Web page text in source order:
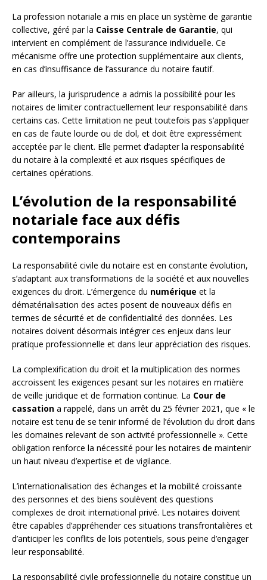
La profession notariale a mis en place un système de garantie
collective, géré par la Caisse Centrale de Garantie, qui
intervient en complément de l’assurance individuelle. Ce
mécanisme offre une protection supplémentaire aux clients,
en cas d’insuffisance de l’assurance du notaire fautif.
Par ailleurs, la jurisprudence a admis la possibilité pour les
notaires de limiter contractuellement leur responsabilité dans
certains cas. Cette limitation ne peut toutefois pas s’appliquer
en cas de faute lourde ou de dol, et doit être expressément
acceptée par le client. Elle permet d’adapter la responsabilité
du notaire à la complexité et aux risques spécifiques de
certaines opérations.
L’évolution de la responsabilité
notariale face aux défis
contemporains
La responsabilité civile du notaire est en constante évolution,
s’adaptant aux transformations de la société et aux nouvelles
exigences du droit. L’émergence du numérique et la
dématérialisation des actes posent de nouveaux défis en
termes de sécurité et de confidentialité des données. Les
notaires doivent désormais intégrer ces enjeux dans leur
pratique professionnelle et dans leur appréciation des risques.
La complexification du droit et la multiplication des normes
accroissent les exigences pesant sur les notaires en matière
de veille juridique et de formation continue. La Cour de
cassation a rappelé, dans un arrêt du 25 février 2021, que « le
notaire est tenu de se tenir informé de l’évolution du droit dans
les domaines relevant de son activité professionnelle ». Cette
obligation renforce la nécessité pour les notaires de maintenir
un haut niveau d’expertise et de vigilance.
L’internationalisation des échanges et la mobilité croissante
des personnes et des biens soulèvent des questions
complexes de droit international privé. Les notaires doivent
être capables d’appréhender ces situations transfrontalières et
d’anticiper les conflits de lois potentiels, sous peine d’engager
leur responsabilité.
La responsabilité civile professionnelle du notaire constitue un